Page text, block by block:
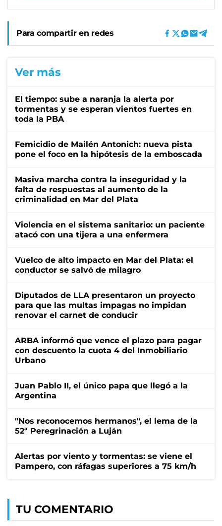
Para compartir en redes
Ver más
El tiempo: sube a naranja la alerta por
tormentas y se esperan vientos fuertes en
toda la PBA
Femicidio de Mailén Antonich: nueva pista
pone el foco en la hipótesis de la emboscada
Masiva marcha contra la inseguridad y la
falta de respuestas al aumento de la
criminalidad en Mar del Plata
Violencia en el sistema sanitario: un paciente
atacó con una tijera a una enfermera
Vuelco de alto impacto en Mar del Plata: el
conductor se salvó de milagro
Diputados de LLA presentaron un proyecto
para que las multas impagas no impidan
renovar el carnet de conducir
ARBA informó que vence el plazo para pagar
con descuento la cuota 4 del Inmobiliario
Urbano
Juan Pablo II, el único papa que llegó a la
Argentina
"Nos reconocemos hermanos", el lema de la
52ª Peregrinación a Luján
Alertas por viento y tormentas: se viene el
Pampero, con ráfagas superiores a 75 km/h
TU COMENTARIO